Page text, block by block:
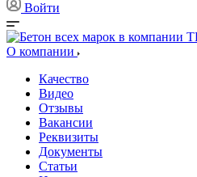
Войти
О компании
Качество
Видео
Отзывы
Вакансии
Реквизиты
Документы
Статьи